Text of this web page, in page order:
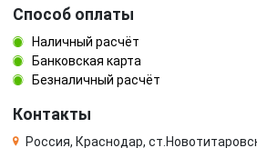
Способ оплаты
Наличный расчёт
Банковская карта
Безналичный расчёт
Контакты
Россия, Краснодар,